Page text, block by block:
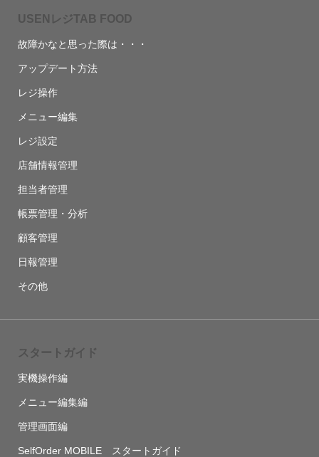
USENレジTAB FOOD
故障かなと思った際は・・・
アップデート方法
レジ操作
メニュー編集
レジ設定
店舗情報管理
担当者管理
帳票管理・分析
顧客管理
日報管理
その他
スタートガイド
実機操作編
メニュー編集編
管理画面編
SelfOrder MOBILE スタートガイド